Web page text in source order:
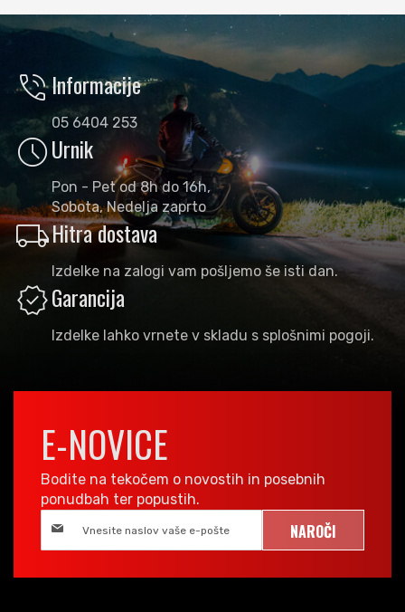
phone_in_talkInformacije
05 6404 253
scheduleUrnik
Pon - Pet od 8h do 16h,
Sobota, Nedelja zaprto
local_shippingHitra dostava
Izdelke na zalogi vam pošljemo še isti dan.
verifiedGarancija
Izdelke lahko vrnete v skladu s splošnimi pogoji.
E-NOVICE
Bodite na tekočem o novostih in posebnih
ponudbah ter popustih.
NAROČI